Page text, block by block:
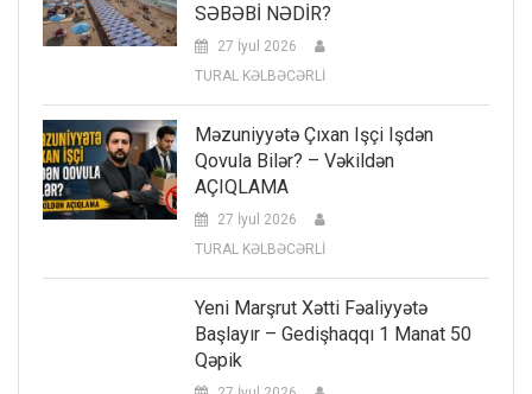
SƏBƏBİ NƏDİR?
27 İyul 2026
TURAL KƏLBƏCƏRLİ
Məzuniyyətə Çıxan Işçi Işdən
Qovula Bilər? – Vəkildən
AÇIQLAMA
27 İyul 2026
TURAL KƏLBƏCƏRLİ
Yeni Marşrut Xətti Fəaliyyətə
Başlayır – Gedişhaqqı 1 Manat 50
Qəpik